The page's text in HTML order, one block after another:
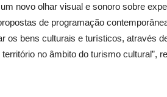
novo olhar visual e sonoro sobre
de programação
os bens culturais e turísticos, através
no âmbito do turismo cultural”,